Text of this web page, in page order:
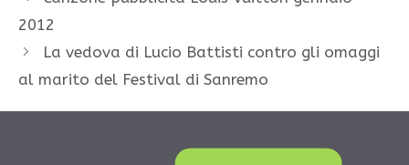
2012
La vedova di Lucio Battisti contro gli omaggi
al marito del Festival di Sanremo